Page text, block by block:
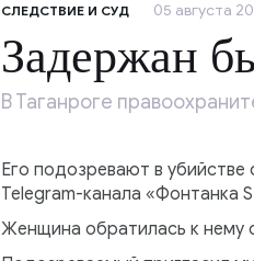
СЛЕДСТВИЕ И СУД 05 августа
Задержан
В Таганроге
Его подозревают в
Telegram-канала «Фонтанка
Женщина обратилась к нему